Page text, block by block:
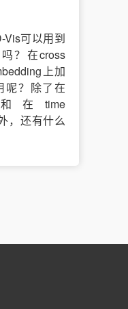
Vis可以用到
？在cross
上加
呢？除了在
和在time
，还有什么